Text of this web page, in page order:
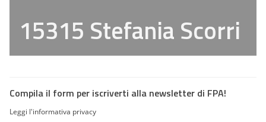
15315 Stefania Scorri
Compila il form per iscriverti alla newsletter di FPA!
Leggi l'informativa privacy